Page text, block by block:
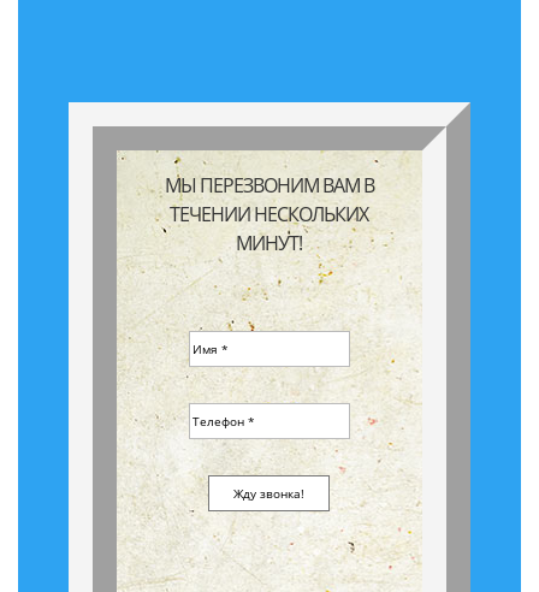
МЫ ПЕРЕЗВОНИМ ВАМ В
ТЕЧЕНИИ НЕСКОЛЬКИХ
МИНУТ!